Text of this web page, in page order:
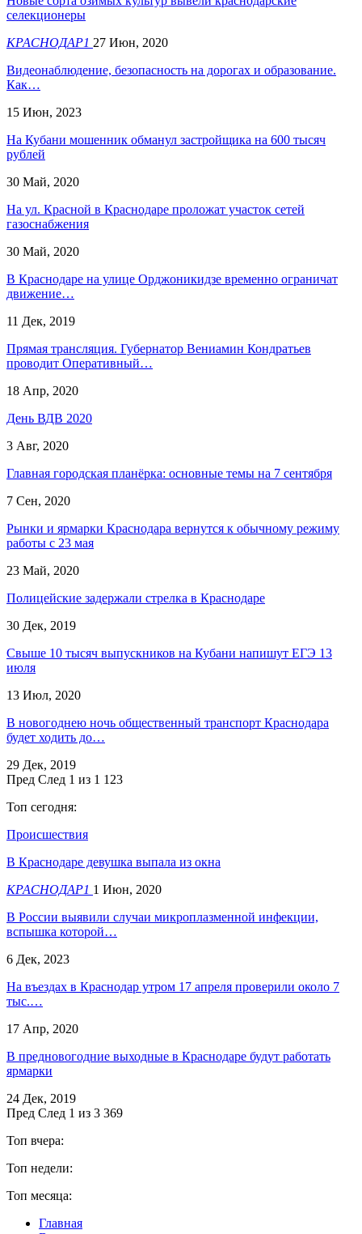
селекционеры
КРАСНОДАР1 27 Июн, 2020
Видеонаблюдение, безопасность на дорогах и образование.
Как…
15 Июн, 2023
На Кубани мошенник обманул застройщика на 600 тысяч
рублей
30 Май, 2020
На ул. Красной в Краснодаре проложат участок сетей
газоснабжения
30 Май, 2020
В Краснодаре на улице Орджоникидзе временно ограничат
движение…
11 Дек, 2019
Прямая трансляция. Губернатор Вениамин Кондратьев
проводит Оперативный…
18 Апр, 2020
День ВДВ 2020
3 Авг, 2020
Главная городская планёрка: основные темы на 7 сентября
7 Сен, 2020
Рынки и ярмарки Краснодара вернутся к обычному режиму
работы с 23 мая
23 Май, 2020
Полицейские задержали стрелка в Краснодаре
30 Дек, 2019
Свыше 10 тысяч выпускников на Кубани напишут ЕГЭ 13
июля
13 Июл, 2020
В новогоднею ночь общественный транспорт Краснодара
будет ходить до…
29 Дек, 2019
Пред След 1 из 1 123
Топ сегодня:
Происшествия
В Краснодаре девушка выпала из окна
КРАСНОДАР1 1 Июн, 2020
В России выявили случаи микроплазменной инфекции,
вспышка которой…
6 Дек, 2023
На въездах в Краснодар утром 17 апреля проверили около 7
тыс.…
17 Апр, 2020
В предновогодние выходные в Краснодаре будут работать
ярмарки
24 Дек, 2019
Пред След 1 из 3 369
Топ вчера:
Топ недели:
Топ месяца:
Главная